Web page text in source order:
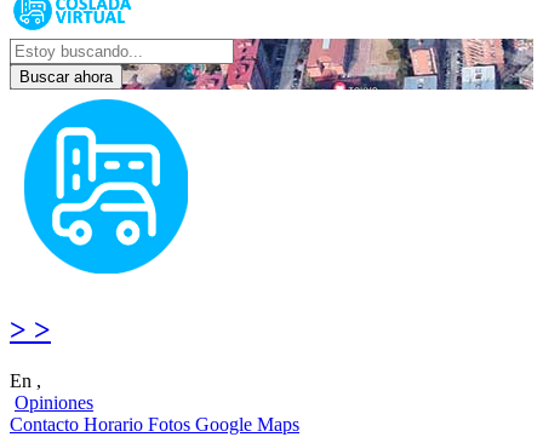
Buscar ahora
> >
En ,
Opiniones
Contacto Horario Fotos Google Maps